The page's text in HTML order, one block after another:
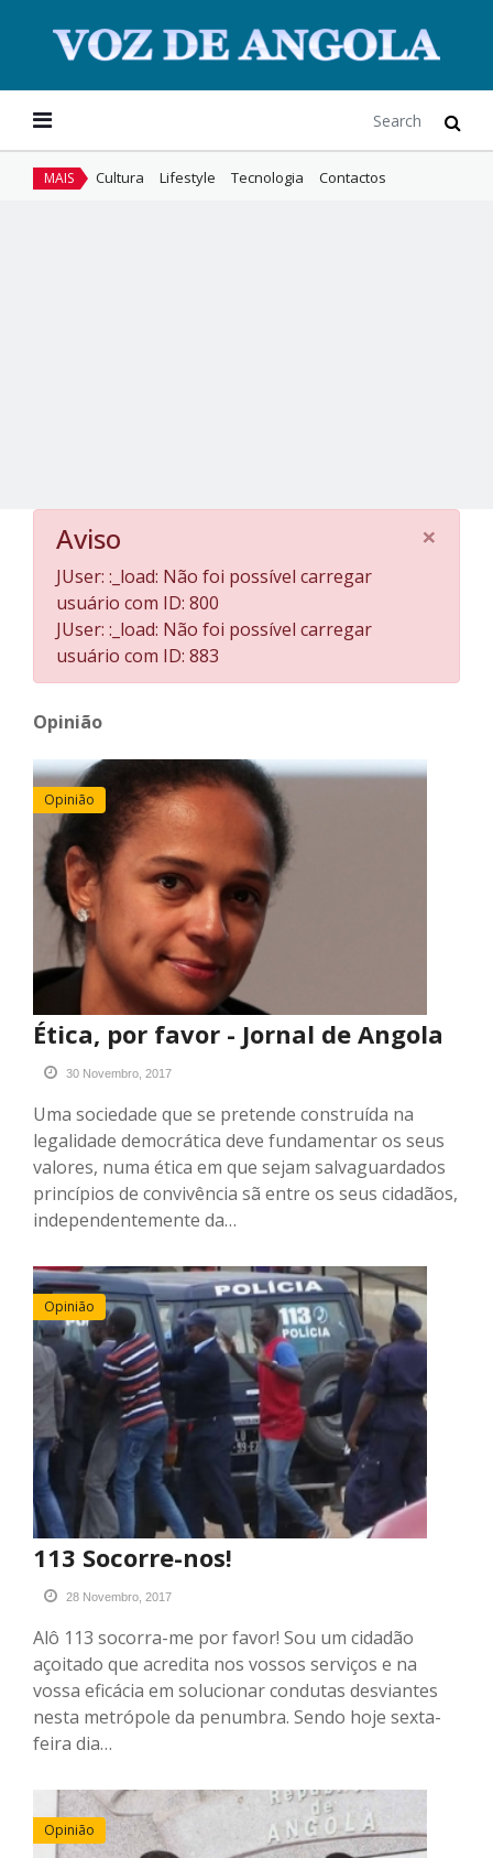
MAIS Cultura Lifestyle Tecnologia Contactos
×
Aviso
JUser: :_load: Não foi possível carregar
usuário com ID: 800
JUser: :_load: Não foi possível carregar
usuário com ID: 883
Opinião
Opinião
Ética, por favor - Jornal de Angola
30 Novembro, 2017
Uma sociedade que se pretende construída na
legalidade democrática deve fundamentar os seus
valores, numa ética em que sejam salvaguardados
princípios de convivência sã entre os seus cidadãos,
independentemente da…
Opinião
113 Socorre-nos!
28 Novembro, 2017
Alô 113 socorra-me por favor! Sou um cidadão
açoitado que acredita nos vossos serviços e na
vossa eficácia em solucionar condutas desviantes
nesta metrópole da penumbra. Sendo hoje sexta-
feira dia…
Opinião